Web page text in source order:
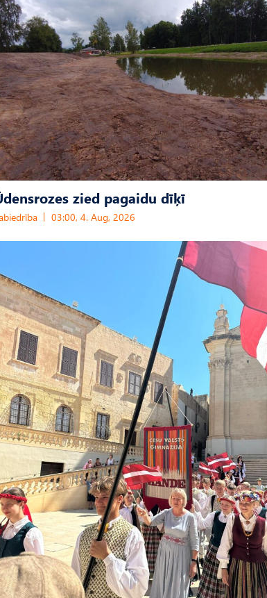
zied pagaidu dīķī
03:00, 4. Aug, 2026